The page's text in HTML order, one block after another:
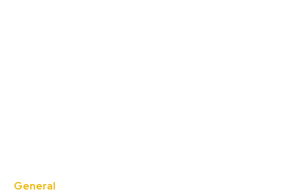
General